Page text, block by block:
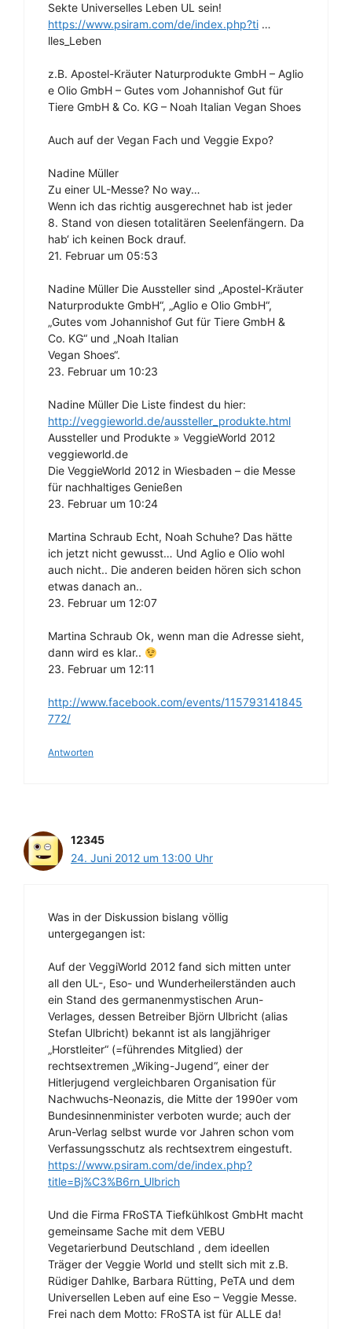
Sekte Universelles Leben UL sein!
https://www.psiram.com/de/index.php?ti …
lles_Leben
z.B. Apostel-Kräuter Naturprodukte GmbH – Aglio
e Olio GmbH – Gutes vom Johannishof Gut für
Tiere GmbH & Co. KG – Noah Italian Vegan Shoes
Auch auf der Vegan Fach und Veggie Expo?
Nadine Müller
Zu einer UL-Messe? No way…
Wenn ich das richtig ausgerechnet hab ist jeder
8. Stand von diesen totalitären Seelenfängern. Da
hab‘ ich keinen Bock drauf.
21. Februar um 05:53
Nadine Müller Die Aussteller sind „Apostel-Kräuter
Naturprodukte GmbH“, „Aglio e Olio GmbH“,
„Gutes vom Johannishof Gut für Tiere GmbH &
Co. KG“ und „Noah Italian
Vegan Shoes“.
23. Februar um 10:23
Nadine Müller Die Liste findest du hier:
http://veggieworld.de/aussteller_produkte.html
Aussteller und Produkte » VeggieWorld 2012
veggieworld.de
Die VeggieWorld 2012 in Wiesbaden – die Messe
für nachhaltiges Genießen
23. Februar um 10:24
Martina Schraub Echt, Noah Schuhe? Das hätte
ich jetzt nicht gewusst… Und Aglio e Olio wohl
auch nicht.. Die anderen beiden hören sich schon
etwas danach an..
23. Februar um 12:07
Martina Schraub Ok, wenn man die Adresse sieht,
dann wird es klar..
23. Februar um 12:11
http://www.facebook.com/events/115793141845
772/
Antworten
12345
24. Juni 2012 um 13:00 Uhr
Was in der Diskussion bislang völlig
untergegangen ist:
Auf der VeggiWorld 2012 fand sich mitten unter
all den UL-, Eso- und Wunderheilerständen auch
ein Stand des germanenmystischen Arun-
Verlages, dessen Betreiber Björn Ulbricht (alias
Stefan Ulbricht) bekannt ist als langjähriger
„Horstleiter“ (=führendes Mitglied) der
rechtsextremen „Wiking-Jugend“, einer der
Hitlerjugend vergleichbaren Organisation für
Nachwuchs-Neonazis, die Mitte der 1990er vom
Bundesinnenminister verboten wurde; auch der
Arun-Verlag selbst wurde vor Jahren schon vom
Verfassungsschutz als rechtsextrem eingestuft.
https://www.psiram.com/de/index.php?
title=Bj%C3%B6rn_Ulbrich
Und die Firma FRoSTA Tiefkühlkost GmbHt macht
gemeinsame Sache mit dem VEBU
Vegetarierbund Deutschland , dem ideellen
Träger der Veggie World und stellt sich mit z.B.
Rüdiger Dahlke, Barbara Rütting, PeTA und dem
Universellen Leben auf eine Eso – Veggie Messe.
Frei nach dem Motto: FRoSTA ist für ALLE da!